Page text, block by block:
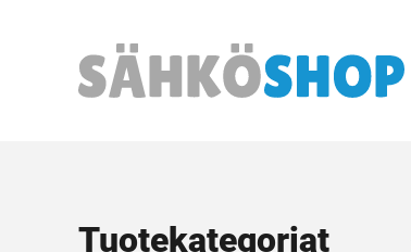
Päävalikko
Tuotekategoriat